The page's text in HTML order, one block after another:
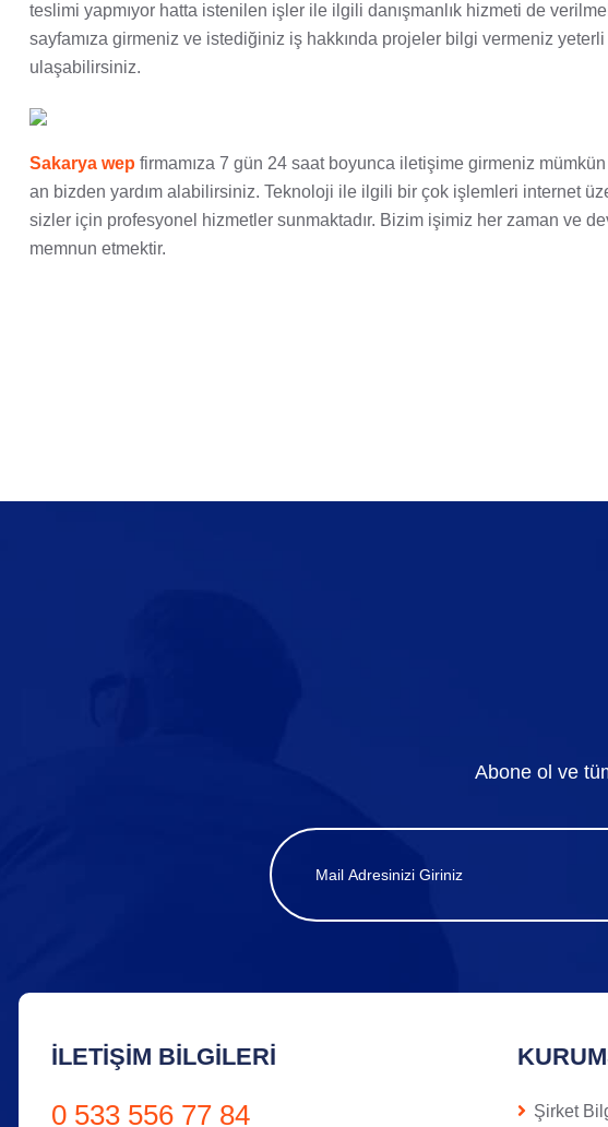
teslimi yapmıyor hatta istenilen işler ile ilgili danışmanlık hizmeti de
sayfamıza girmeniz ve istediğiniz iş hakkında projeler bilgi vermeniz
ulaşabilirsiniz.
Sakarya wep firmamıza 7 gün 24 saat boyunca iletişime girmeniz
an bizden yardım alabilirsiniz. Teknoloji ile ilgili bir çok işlemleri internet
sizler için profesyonel hizmetler sunmaktadır. Bizim işimiz her zaman ve
memnun etmektir.
Abone ol ve
İLETIŞIM BILGILERI
0 533 556 77 84 Şirket